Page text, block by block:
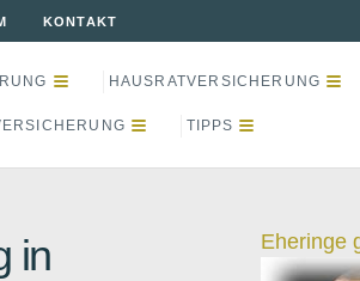
KONTAKT
HAUSRATVERSICHERUNG
TIPPS
in
Eheringe